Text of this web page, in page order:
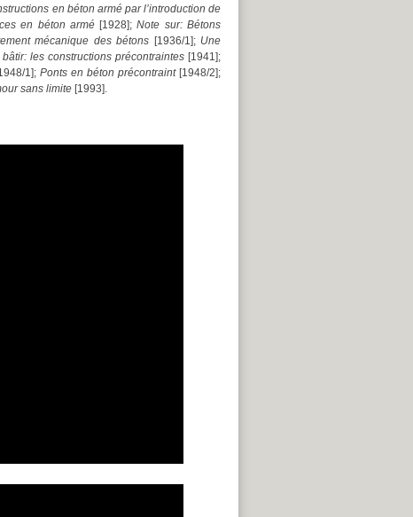
en béton armé par l’introduction de
en béton armé[1928];Note sur: Bétons
mécanique des bétons [1936/1]; Une
les constructions précontraintes[1941];
1]; Ponts en béton précontraint[1948/2];
sans limite[1993].